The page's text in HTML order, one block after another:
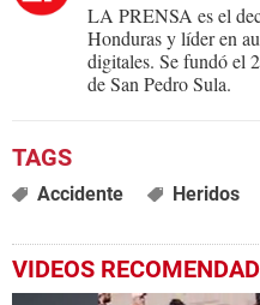
LA PRENSA es el
Honduras y líder en
digitales. Se fundó el
de San Pedro Sula.
Accidente Heridos
VIDEOS